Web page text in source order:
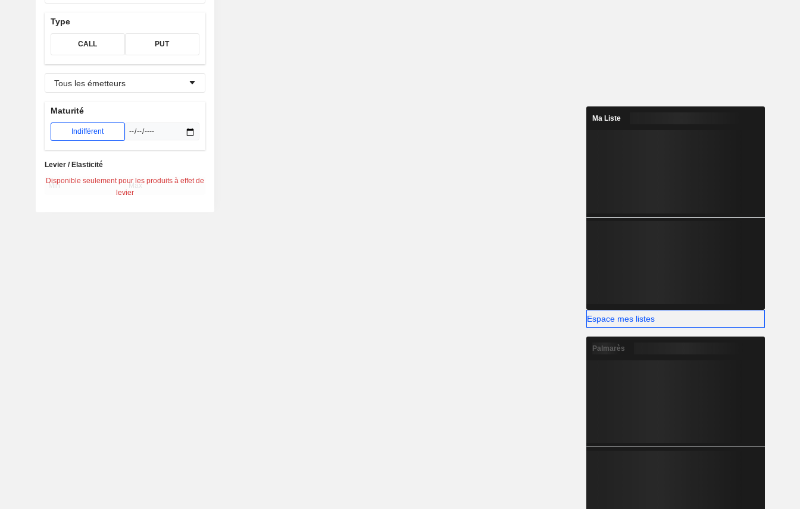
Type
CALL PUT
Tous les émetteurs
Maturité
Indifférent
Disponible seulement pour les produits à effet de
levier
Levier / Elasticité
Ma Liste
Espace mes listes
Palmarès